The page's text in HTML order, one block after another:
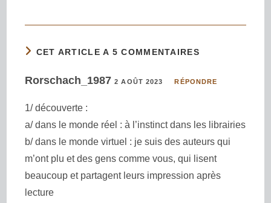
CET ARTICLE A 5 COMMENTAIRES
Rorschach_19872 AOÛT 2023 RÉPONDRE
1/ découverte :
a/ dans le monde réel : à l’instinct dans les librairies
b/ dans le monde virtuel : je suis des auteurs qui
m’ont plu et des gens comme vous, qui lisent
beaucoup et partagent leurs impression après
lecture